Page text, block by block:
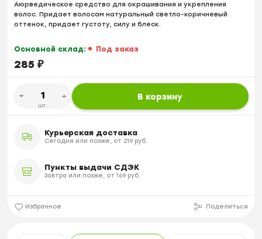
Аюрведическое средство для окрашивания и укрепления
волос. Придает волосам натуральный светло-коричневый
оттенок, придает густоту, силу и блеск.
Основной склад: Под заказ
285 ₽
шт.
В корзину
Курьерская доставка
Сегодня или позже, от 219 руб.
Пункты выдачи СДЭК
Завтра или позже, от 169 руб.
Избранное Поделиться